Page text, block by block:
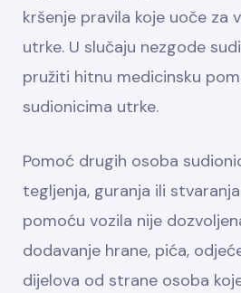
kršenje pravila koje uoče za
utrke. U slučaju nezgode
pružiti hitnu medicinsku
sudionicima utrke.
Pomoć drugih osoba
tegljenja, guranja ili
pomoću vozila nije
dodavanje hrane, pića,
dijelova od strane osoba